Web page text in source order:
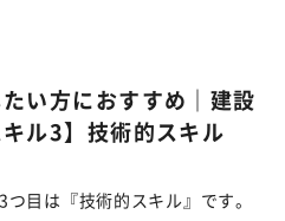
たい方におすすめ｜建設
ル3】技術的スキル
目は『技術的スキル』です。